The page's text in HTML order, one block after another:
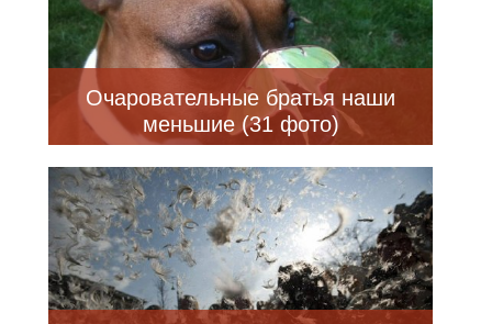
Очаровательные братья наши
меньшие (31 фото)